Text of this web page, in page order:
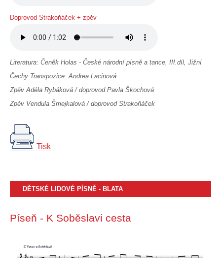
Doprovod Strakoňáček + zpěv
Literatura: Čeněk Holas - České národní písně a tance, III.díl, Jižní
Čechy Transpozice: Andrea Lacinová
Zpěv Adéla Rybáková / doprovod Pavla Škochová
Zpěv Vendula Šmejkalová / doprovod Strakoňáček
Tisk
DĚTSKÉ LIDOVÉ PÍSNĚ - BLATA
Píseň - K Soběslavi cesta